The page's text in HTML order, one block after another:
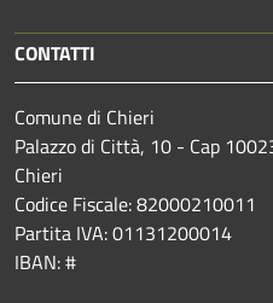
CONTATTI
Comune di Chieri
Palazzo di Città, 10 - Cap
Chieri
Codice Fiscale: 82000210011
Partita IVA: 01131200014
IBAN: #